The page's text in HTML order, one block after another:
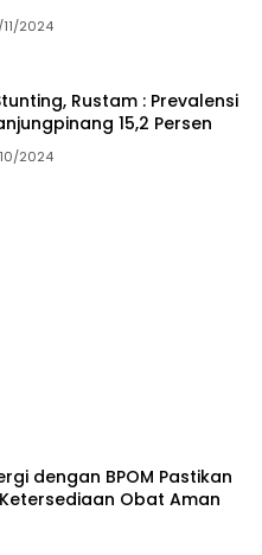
2024
Rustam : Prevalensi
15,2 Persen
2024
dengan BPOM Pastikan
Obat Aman